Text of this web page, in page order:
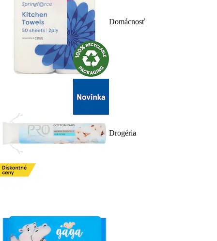
Domácnosť
Drogéria